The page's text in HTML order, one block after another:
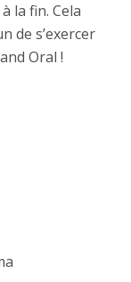
la fin. Cela
de s’exercer
Oral !